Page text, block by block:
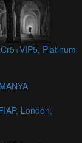
Platinum
London,